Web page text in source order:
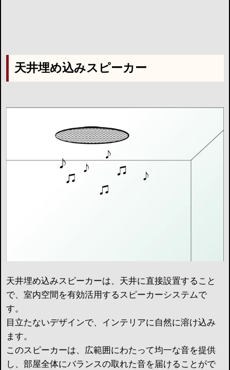
天井埋め込みスピーカー
天井埋め込みスピーカーは、天井に直接設置すること
で、室内空間を有効活用するスピーカーシステムで
す。
目立たないデザインで、インテリアに自然に溶け込み
ます。
このスピーカーは、広範囲にわたって均一な音を提供
し、部屋全体にバランスの取れた音を届けることがで